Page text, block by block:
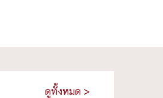
ดูทั้งหมด >